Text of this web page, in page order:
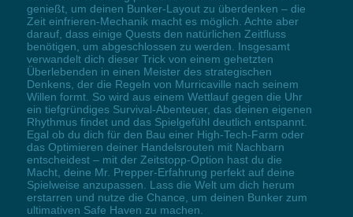
genießt, um deinen Bunker-Layout zu überdenken – die
Zeit einfrieren-Mechanik macht es möglich. Achte aber
darauf, dass einige Quests den natürlichen Zeitfluss
benötigen, um abgeschlossen zu werden. Insgesamt
verwandelt dich dieser Trick von einem gehetzten
Überlebenden in einen Meister des strategischen
Denkens, der die Regeln von Murricaville nach seinem
Willen formt. So wird aus einem Wettlauf gegen die Uhr
ein tiefgründiges Survival-Abenteuer, das deinen eigenen
Rhythmus findet und das Spielgefühl deutlich entspannt.
Egal ob du dich für den Bau einer High-Tech-Farm oder
das Optimieren deiner Handelsrouten mit Nachbarn
entscheidest – mit der Zeitstopp-Option hast du die
Macht, deine Mr. Prepper-Erfahrung perfekt auf deine
Spielweise anzupassen. Lass die Welt um dich herum
erstarren und nutze die Chance, um deinen Bunker zum
ultimativen Safe Haven zu machen.